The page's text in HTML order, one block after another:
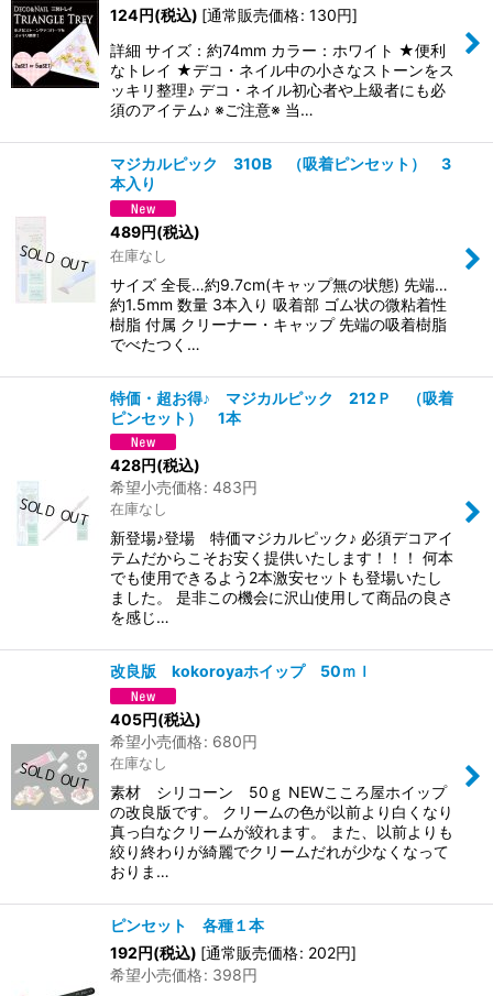
124円(税込) [通常販売価格: 130円]
詳細 サイズ：約74mm カラー：ホワイト ★便利
なトレイ ★デコ・ネイル中の小さなストーンをス
ッキリ整理♪ デコ・ネイル初心者や上級者にも必
須のアイテム♪ ※ご注意※ 当…
マジカルピック 310B （吸着ピンセット） 3
本入り
489円(税込)
在庫なし
サイズ 全長…約9.7cm(キャップ無の状態) 先端…
約1.5mm 数量 3本入り 吸着部 ゴム状の微粘着性
樹脂 付属 クリーナー・キャップ 先端の吸着樹脂
でべたつく…
特価・超お得♪ マジカルピック 212Ｐ （吸着
ピンセット） 1本
428円(税込)
希望小売価格: 483円
在庫なし
新登場♪登場 特価マジカルピック♪ 必須デコアイ
テムだからこそお安く提供いたします！！！ 何本
でも使用できるよう2本激安セットも登場いたし
ました。 是非この機会に沢山使用して商品の良さ
を感じ…
改良版 kokoroyaホイップ 50ｍｌ
405円(税込)
希望小売価格: 680円
在庫なし
素材 シリコーン 50ｇ NEWこころ屋ホイップ
の改良版です。 クリームの色が以前より白くなり
真っ白なクリームが絞れます。 また、以前よりも
絞り終わりが綺麗でクリームだれが少なくなって
おりま…
ピンセット 各種１本
192円(税込) [通常販売価格: 202円]
希望小売価格: 398円